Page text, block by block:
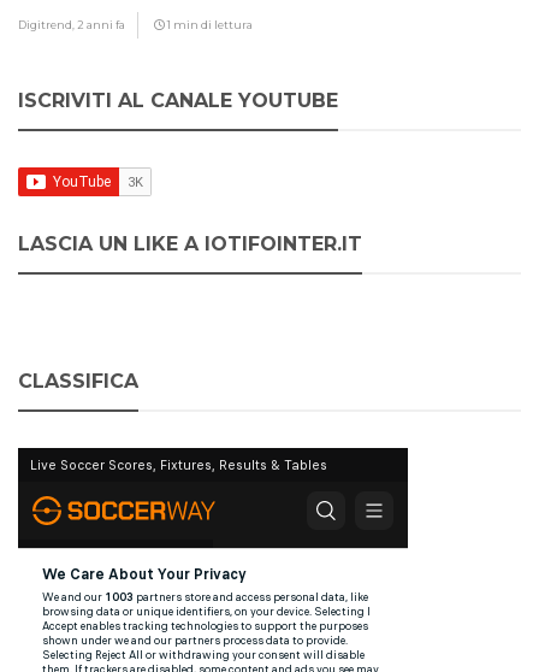
Digitrend, 2 anni fa 1 min di lettura
ISCRIVITI AL CANALE YOUTUBE
LASCIA UN LIKE A IOTIFOINTER.IT
CLASSIFICA